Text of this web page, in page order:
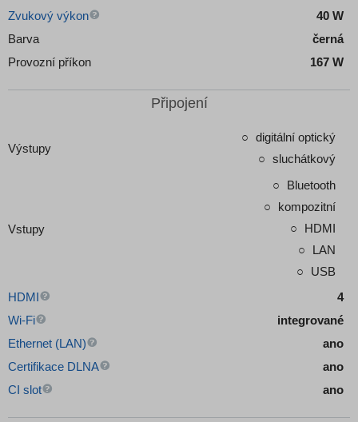
Zvukový výkon
40 W
Barva
černá
Provozní příkon
167 W
Připojení
Výstupy
digitální optický
sluchátkový
Vstupy
Bluetooth
kompozitní
HDMI
LAN
USB
HDMI
4
Wi-Fi
integrované
Ethernet (LAN)
ano
Certifikace DLNA
ano
CI slot
ano